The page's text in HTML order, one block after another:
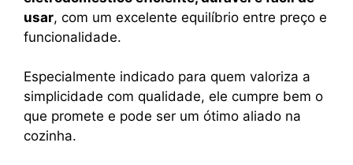
usar, com um excelente equilíbrio entre preço e
funcionalidade.
Especialmente indicado para quem valoriza a
simplicidade com qualidade, ele cumpre bem o
que promete e pode ser um ótimo aliado na
cozinha.